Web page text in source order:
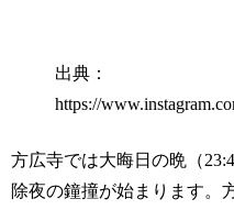
出典：
https://
方広寺では大晦日の晩（
除夜の鐘撞が始まります。